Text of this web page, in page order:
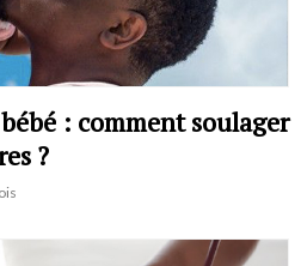
: comment soulager
?